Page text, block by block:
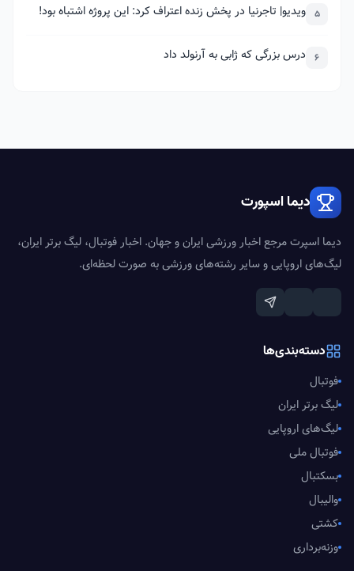
5 ویدیو| تاجرنیا در پخش زنده اعتراف کرد: این پروژه اشتباه بود!
6 درس بزرگی که ژابی به آرنولد داد
دیما اسپورت
دیما اسپرت مرجع اخبار ورزشی ایران و جهان. اخبار فوتبال، لیگ برتر ایران،
لیگ‌های اروپایی و سایر رشته‌های ورزشی به صورت لحظه‌ای.
دسته‌بندی‌ها
فوتبال
لیگ برتر ایران
لیگ‌های اروپایی
فوتبال ملی
بسکتبال
والیبال
کشتی
وزنه‌برداری